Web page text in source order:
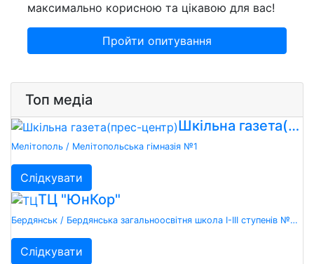
максимально корисною та цікавою для вас!
Пройти опитування
Топ медіа
Шкільна газета(прес-центр) "Точка зору"
Мелітополь / Мелітопольська гімназія №1
Слідкувати
ТЦ "ЮнКор"
Бердянськ / Бердянська загальноосвітня школа І-ІІІ ступенів №20 Бердянської міської ради Запорізької області
Слідкувати